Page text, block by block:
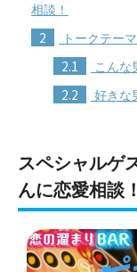
相談！
2 トークテー
2.1 こんな
2.2 好きな
スペシャルゲ
んに恋愛相談！